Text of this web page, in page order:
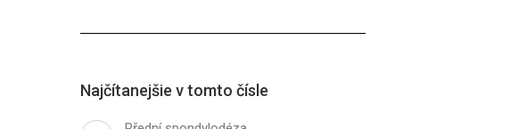
Najčítanejšie v tomto čísle